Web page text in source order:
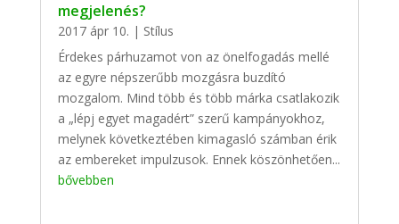
megjelenés?
2017 ápr 10. | Stílus
Érdekes párhuzamot von az önelfogadás mellé
az egyre népszerűbb mozgásra buzdító
mozgalom. Mind több és több márka csatlakozik
a „lépj egyet magadért” szerű kampányokhoz,
melynek következtében kimagasló számban érik
az embereket impulzusok. Ennek köszönhetően...
bővebben